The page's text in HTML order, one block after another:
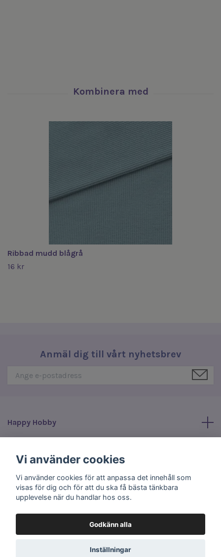
Ribbad mudd blågrå
16 kr
Anmäl dig till vårt nyhetsbrev
Happy Hobby
Sociala medier
© 2026 Happy Hobby
Vi använder cookies
Vi använder cookies för att anpassa det innehåll som
visas för dig och för att du ska få bästa tänkbara
upplevelse när du handlar hos oss.
Godkänn alla
Inställningar